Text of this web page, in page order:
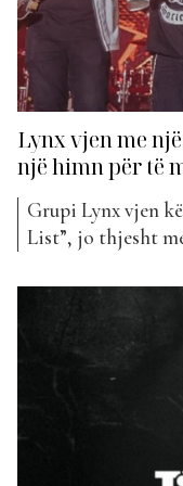
Lynx vjen me
një himn për të
Grupi Lynx vjen
List”, jo thjesht
që i sjell ata në
kthehem pas”,
fuqishëm...